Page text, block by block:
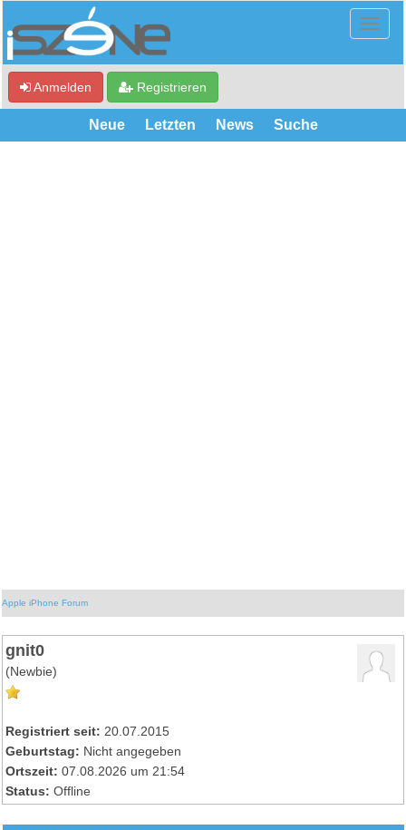
Anmelden Registrieren
Neue Letzten News Suche
Apple iPhone Forum
gnit0
(Newbie)
Registriert seit: 20.07.2015
Geburtstag: Nicht angegeben
Ortszeit: 07.08.2026 um 21:54
Status: Offline